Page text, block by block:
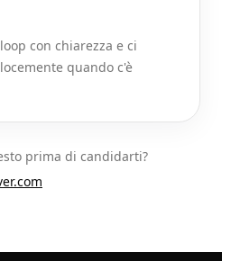
con chiarezza e ci
quando c'è
prima di candidarti?